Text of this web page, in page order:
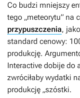
Co budzi mniejszy
tego „meteorytu” na
przypuszczenia,
standard cenowy:
produkcję.
Interactive dobije do
zwróciłaby wydatki
produkcję „szóstki.